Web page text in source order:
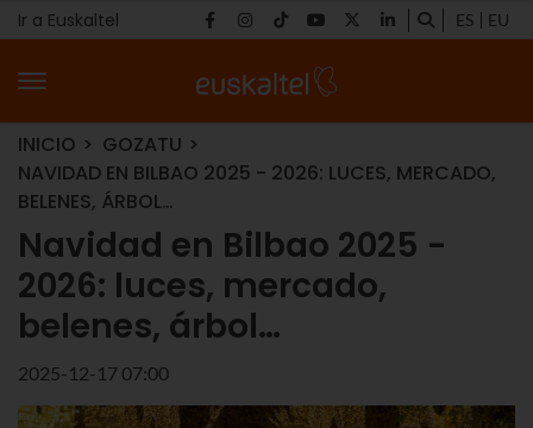
Ir a Euskaltel ES EU
INICIO
GOZATU
NAVIDAD EN BILBAO 2025 - 2026: LUCES, MERCADO,
BELENES, ÁRBOL…
Navidad en Bilbao 2025 -
2026: luces, mercado,
belenes, árbol…
2025-12-17 07:00